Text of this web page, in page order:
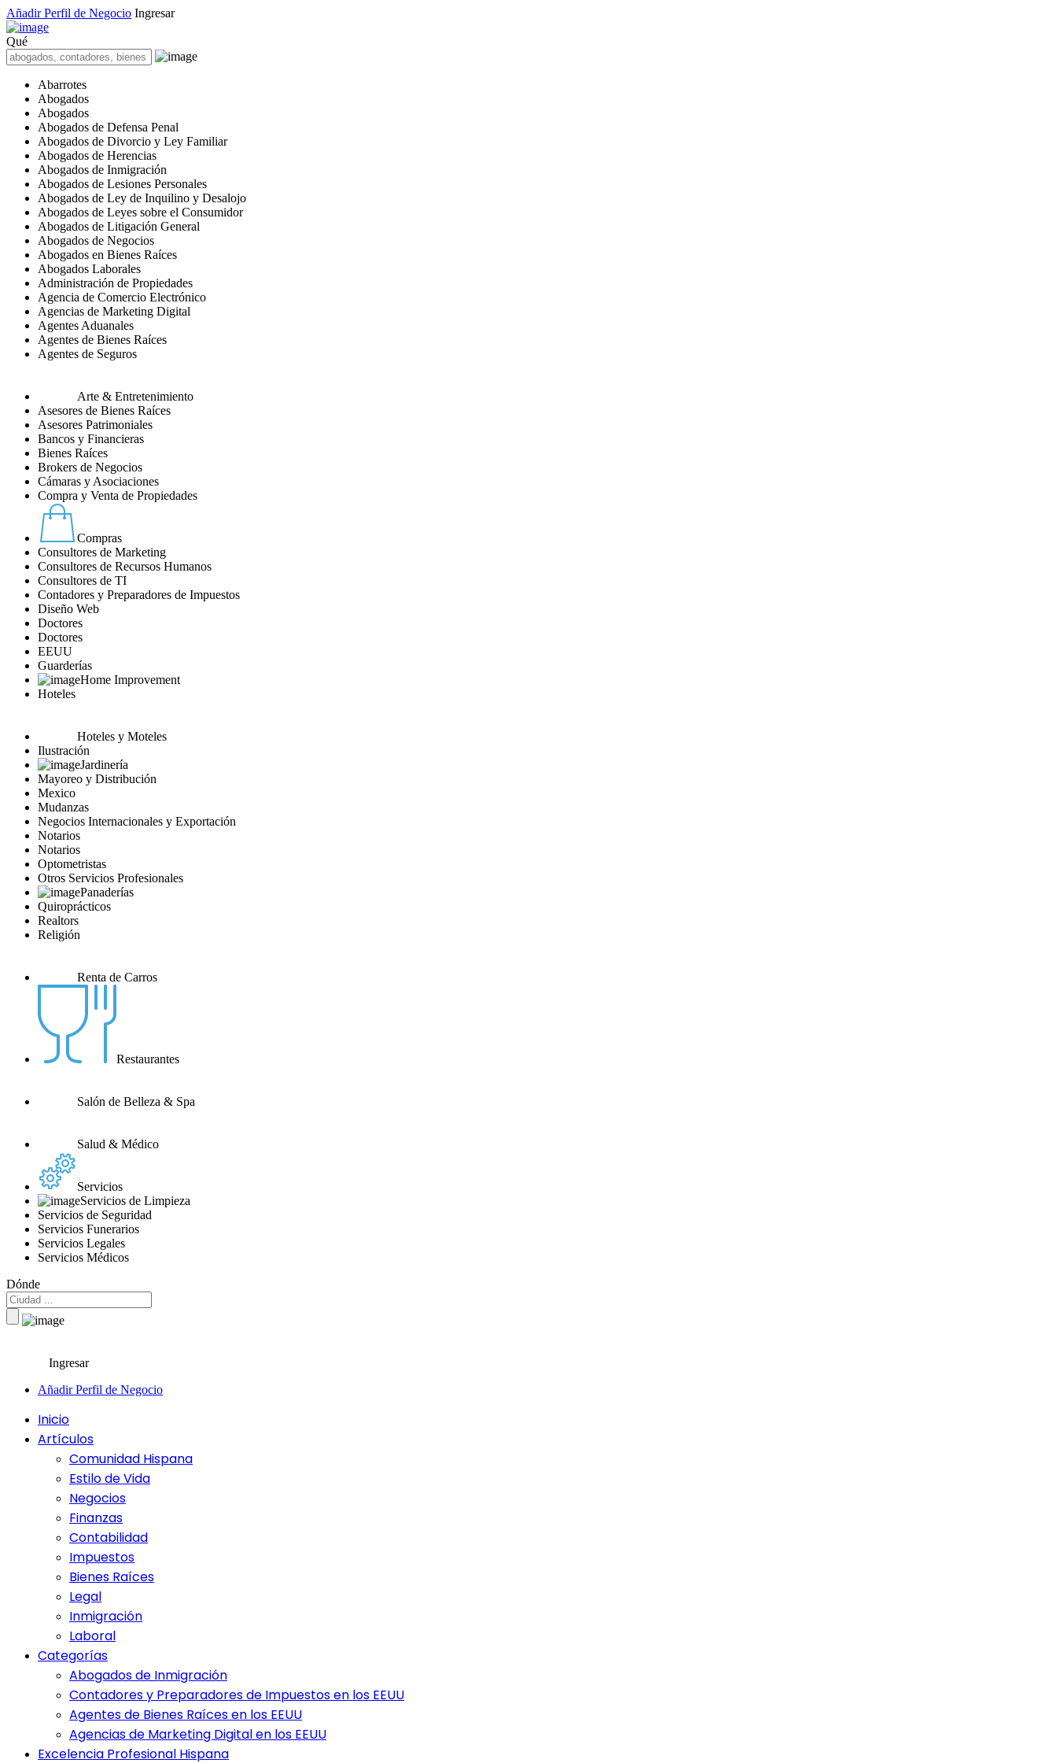
Añadir Perfil de Negocio Ingresar
Qué
Abarrotes
Abogados
Abogados
Abogados de Defensa Penal
Abogados de Divorcio y Ley Familiar
Abogados de Herencias
Abogados de Inmigración
Abogados de Lesiones Personales
Abogados de Ley de Inquilino y Desalojo
Abogados de Leyes sobre el Consumidor
Abogados de Litigación General
Abogados de Negocios
Abogados en Bienes Raíces
Abogados Laborales
Administración de Propiedades
Agencia de Comercio Electrónico
Agencias de Marketing Digital
Agentes Aduanales
Agentes de Bienes Raíces
Agentes de Seguros
Arte & Entretenimiento
Asesores de Bienes Raíces
Asesores Patrimoniales
Bancos y Financieras
Bienes Raíces
Brokers de Negocios
Cámaras y Asociaciones
Compra y Venta de Propiedades
Compras
Consultores de Marketing
Consultores de Recursos Humanos
Consultores de TI
Contadores y Preparadores de Impuestos
Diseño Web
Doctores
Doctores
EEUU
Guarderías
Home Improvement
Hoteles
Hoteles y Moteles
Ilustración
Jardinería
Mayoreo y Distribución
Mexico
Mudanzas
Negocios Internacionales y Exportación
Notarios
Notarios
Optometristas
Otros Servicios Profesionales
Panaderías
Quiroprácticos
Realtors
Religión
Renta de Carros
Restaurantes
Salón de Belleza & Spa
Salud & Médico
Servicios
Servicios de Limpieza
Servicios de Seguridad
Servicios Funerarios
Servicios Legales
Servicios Médicos
Dónde
Ingresar
Añadir Perfil de Negocio
Inicio
Artículos
Comunidad Hispana
Estilo de Vida
Negocios
Finanzas
Contabilidad
Impuestos
Bienes Raíces
Legal
Inmigración
Laboral
Categorías
Abogados de Inmigración
Contadores y Preparadores de Impuestos en los EEUU
Agentes de Bienes Raíces en los EEUU
Agencias de Marketing Digital en los EEUU
Excelencia Profesional Hispana